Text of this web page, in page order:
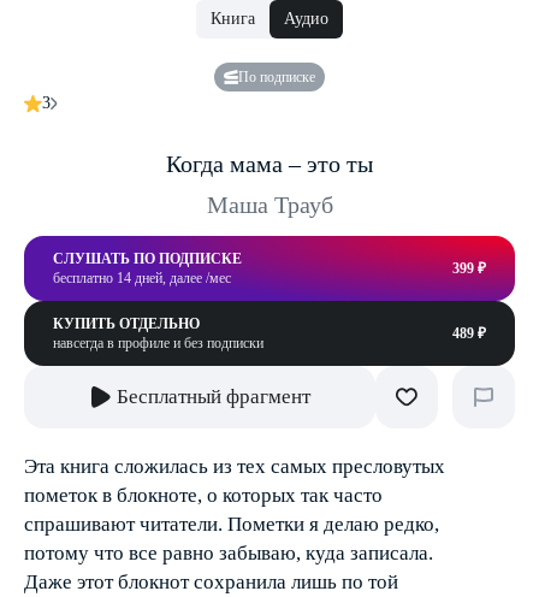
Книга Аудио
По подписке
3
Когда мама – это ты
Маша Трауб
СЛУШАТЬ ПО ПОДПИСКЕ
бесплатно 14 дней, далее /мес
399 ₽
КУПИТЬ ОТДЕЛЬНО
навсегда в профиле и без подписки
489 ₽
Бесплатный фрагмент
Эта книга сложилась из тех самых пресловутых
пометок в блокноте, о которых так часто
спрашивают читатели. Пометки я делаю редко,
потому что все равно забываю, куда записала.
Даже этот блокнот сохранила лишь по той